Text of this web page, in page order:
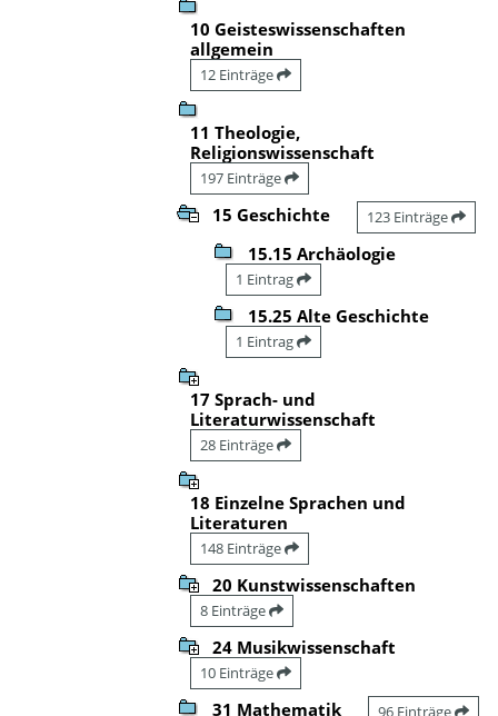
10 Geisteswissenschaften
allgemein
12 Einträge
11 Theologie,
Religionswissenschaft
197 Einträge
15 Geschichte 123 Einträge
15.15 Archäologie
1 Eintrag
15.25 Alte Geschichte
1 Eintrag
17 Sprach- und
Literaturwissenschaft
28 Einträge
18 Einzelne Sprachen und
Literaturen
148 Einträge
20 Kunstwissenschaften
8 Einträge
24 Musikwissenschaft
10 Einträge
31 Mathematik 96 Einträge